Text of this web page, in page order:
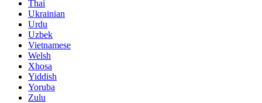
Thai
Ukrainian
Urdu
Uzbek
Vietnamese
Welsh
Xhosa
Yiddish
Yoruba
Zulu